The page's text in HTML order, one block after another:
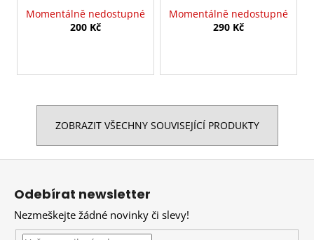
Momentálně nedostupné
200 Kč
Momentálně nedostupné
290 Kč
ZOBRAZIT VŠECHNY SOUVISEJÍCÍ PRODUKTY
Z
Odebírat newsletter
Nezmeškejte žádné novinky či slevy!